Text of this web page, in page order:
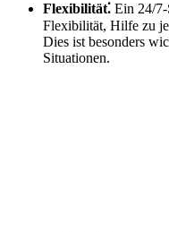
Flexibilität⁚ Ein 24/7-
Flexibilität, Hilfe zu
Dies ist besonders
Situationen.​